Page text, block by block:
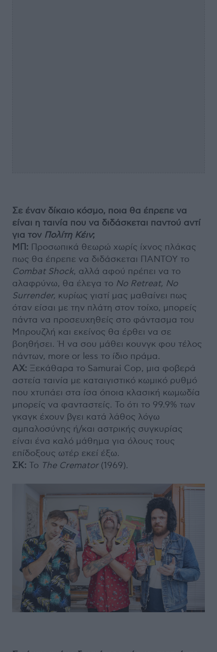
Σε έναν δίκαιο κόσμο, ποια θα έπρεπε να
είναι η ταινία που να διδάσκεται παντού αντί
για τον Πολίτη Κέιν;
ΜΠ: Προσωπικά θεωρώ χωρίς ίχνος πλάκας
πως θα έπρεπε να διδάσκεται ΠΑΝΤΟΥ το
Combat Shock, αλλά αφού πρέπει να το
αλαφρύνω, θα έλεγα το No Retreat, No
Surrender, κυρίως γιατί μας μαθαίνει πως
όταν είσαι με την πλάτη στον τοίχο, μπορείς
πάντα να προσευχηθείς στο φάντασμα του
Μπρουζλή και εκείνος θα έρθει να σε
βοηθήσει. Ή να σου μάθει κουνγκ φου τέλος
πάντων, more or less το ίδιο πράμα.
ΑΧ: Ξεκάθαρα το Samurai Cop, μια φοβερά
αστεία ταινία με καταιγιστικό κωμικό ρυθμό
που χτυπάει στα ίσα όποια κλασική κωμωδία
μπορείς να φανταστείς. Το ότι το 99.9% των
γκαγκ έχουν βγει κατά λάθος λόγω
αμπαλοσύνης ή/και αστρικής συγκυρίας
είναι ένα καλό μάθημα για όλους τους
επίδοξους ωτέρ εκεί έξω.
ΣΚ: Το The Cremator(1969).